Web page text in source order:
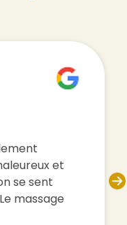
! Dès
et
ma
son